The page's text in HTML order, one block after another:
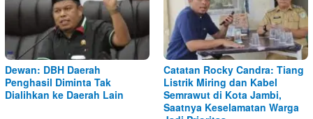
Dewan: DBH Daerah
Penghasil Diminta Tak
Dialihkan ke Daerah Lain
Catatan Rocky Candra: Tiang
Listrik Miring dan Kabel
Semrawut di Kota Jambi,
Saatnya Keselamatan Warga